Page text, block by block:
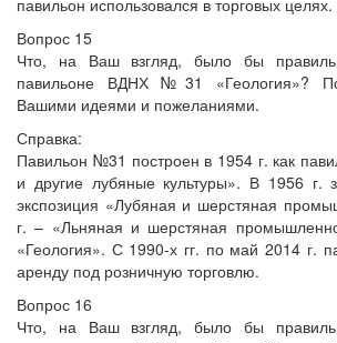
павильон использовался в торговых целях.
Вопрос 15
Что, на Ваш взгляд, было бы
павильоне ВДНХ №31 «Геология»?
Вашими идеями и пожеланиями.
Справка:
Павильон №31 построен в 1954 г. как
и другие лубяные культуры». В 1956 г.
экспозиция «Лубяная и шерстяная
г. – «Льняная и шерстяная
«Геология». С 1990-х гг. по май 2014 г.
аренду под розничную торговлю.
Вопрос 16
Что, на Ваш взгляд, было бы